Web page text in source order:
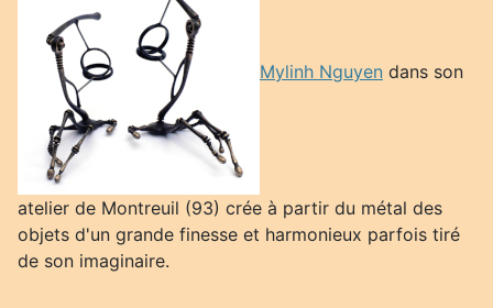
Mylinh Nguyen dans son
atelier de Montreuil (93) crée à partir du métal des
objets d'un grande finesse et harmonieux parfois tiré
de son imaginaire.